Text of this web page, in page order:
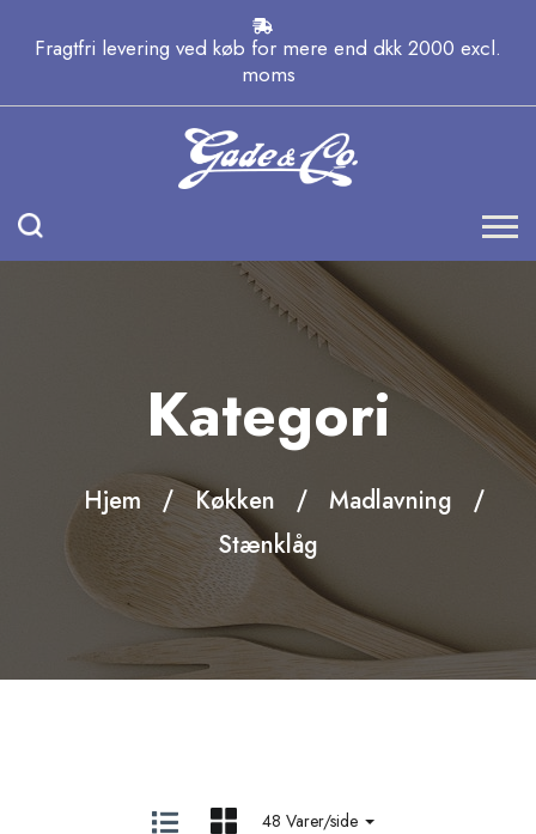
Fragtfri levering ved køb for mere end dkk 2000 excl.
moms
Kategori
Hjem Køkken
Madlavning
Stænklåg
48 Varer/side